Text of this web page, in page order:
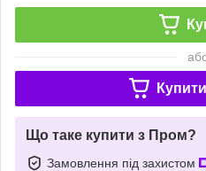
Що таке купити з Пром?
Замовлення під захистом